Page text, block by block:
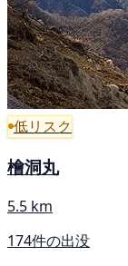
低リスク
檜洞丸
5.5 km
174件の出没